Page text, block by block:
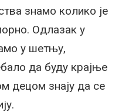
знамо колико је
Одлазак у
у шетњу,
да буду крајње
децом знају да се